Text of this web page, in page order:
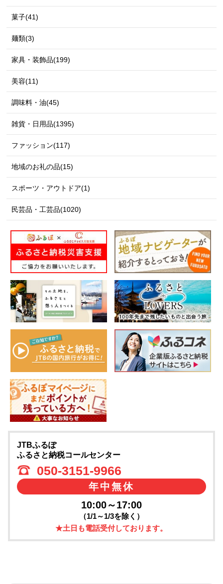
菓子(41)
麺類(3)
家具・装飾品(199)
美容(11)
調味料・油(45)
雑貨・日用品(1395)
ファッション(117)
地域のお礼の品(15)
スポーツ・アウトドア(1)
民芸品・工芸品(1020)
JTBふるぽ
ふるさと納税コールセンター
050-3151-9966
年中無休
10:00～17:00
（1/1～1/3を除く）
★土日も電話受付しております。